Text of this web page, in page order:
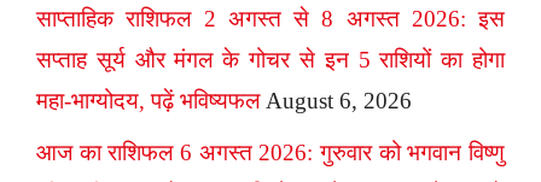
साप्ताहिक राशिफल 2 अगस्त से 8 अगस्त 2026: इस
सप्ताह सूर्य और मंगल के गोचर से इन 5 राशियों का होगा
महा-भाग्योदय, पढ़ें भविष्यफल August 6, 2026
आज का राशिफल 6 अगस्त 2026: गुरुवार को भगवान विष्णु